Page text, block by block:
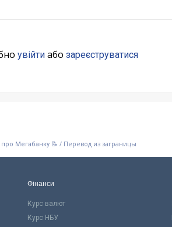
увійти або зареєструватися
про Мегабанку 📝 / Перевод из заграницы
Фінанси
Курс валют
Курс НБУ